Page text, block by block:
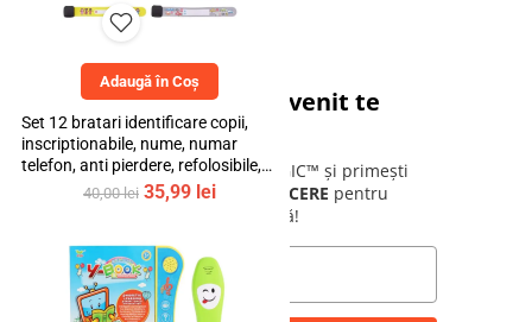
Adaugă în Coș
Set 12 bratari identificare copii,
inscriptionabile, nume, numar
telefon, anti pierdere, refolosibile,
multicolor, bebeLOGIC™
40,00lei Prețul
fost:
40,00 lei.
35,99 leiPrețul
35,99 lei.
Cadoul tău de bun venit te
așteaptă!
Alătură-te comunității bebeLOGIC™ și primești
instant un cod de10% REDUCERE pentru
prima ta comandă!